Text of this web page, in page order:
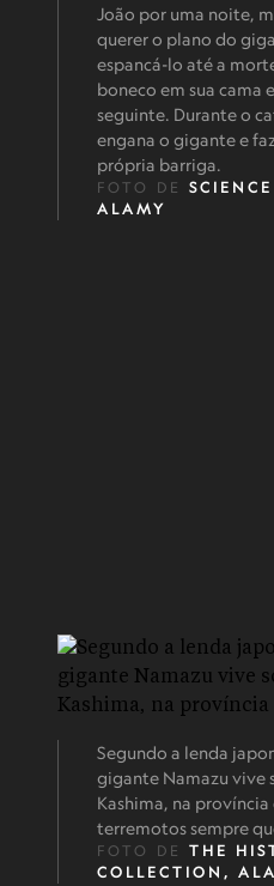
João por uma noite,
querer o plano do
espancá-lo até a
boneco em sua cama
seguinte. Durante o
engana o gigante e
própria barriga.
FOTO DE
ALAMY
Segundo a lenda
gigante Namazu vive
Kashima, na
terremotos sempre
FOTO DE THE
COLLECTION,